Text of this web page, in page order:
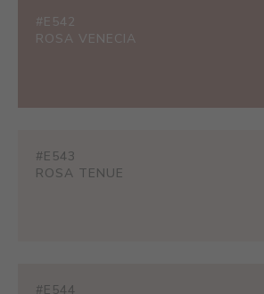
#E542
ROSA VENECIA
#E543
ROSA TENUE
#E544